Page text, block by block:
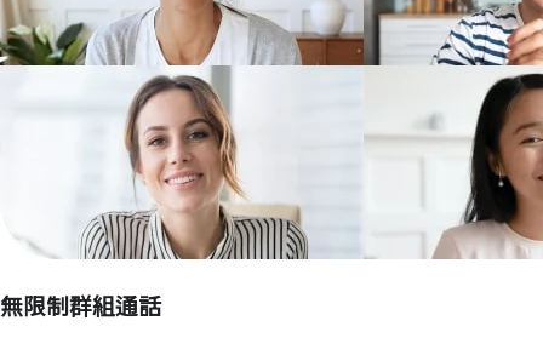
無限制群組通話